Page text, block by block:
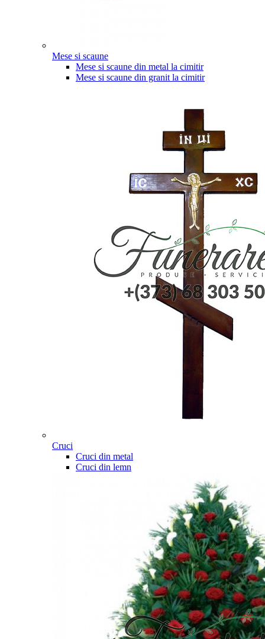
Mese si scaune
Mese si scaune din metal la cimitir
Mese si scaune din granit la cimitir
Cruci
Cruci din metal
Cruci din lemn